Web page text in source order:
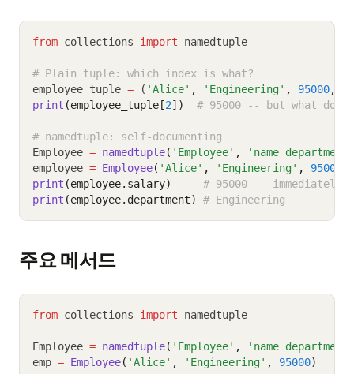
from collections import namedtuple
# Plain tuple: which index is what?
employee_tuple = ( 'Alice' , 'Engineering' , 95000,
print (employee_tuple[2]) # 95000 -- but what does
# namedtuple: self-documenting
Employee = namedtuple( 'Employee' ,
'name
employee = Employee( 'Alice' , 'Engineering' , 95000
print (employee.salary)
# 95000 -- immediately
print (employee.department) # Engineering
주요 메서드
from collections import namedtuple
Employee = namedtuple( 'Employee' ,
'name
emp = Employee( 'Alice' , 'Engineering' , 95000)